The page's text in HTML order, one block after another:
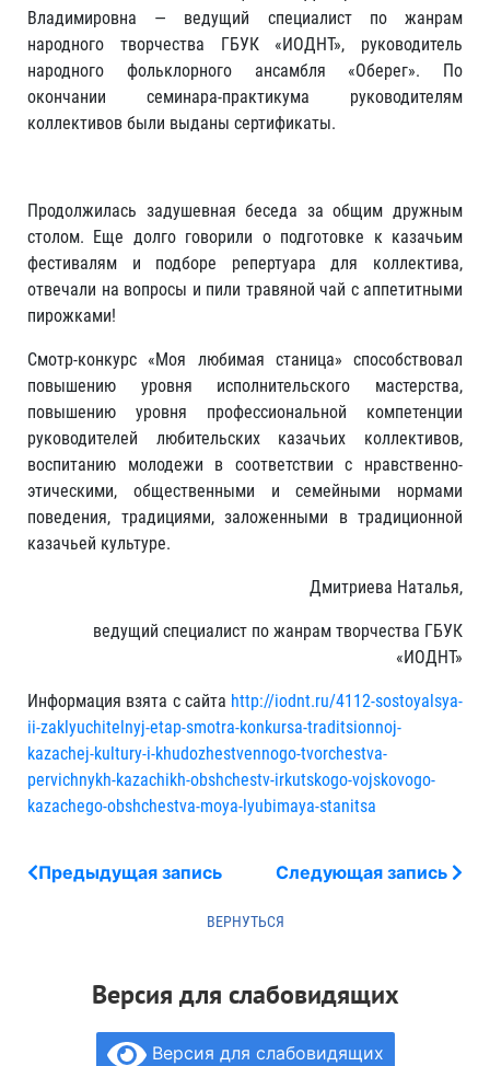
Владимировна — ведущий специалист по жанрам
народного творчества ГБУК «ИОДНТ», руководитель
народного фольклорного ансамбля «Оберег». По
окончании семинара-практикума руководителям
коллективов были выданы сертификаты.
Продолжилась задушевная беседа за общим дружным
столом. Еще долго говорили о подготовке к казачьим
фестивалям и подборе репертуара для коллектива,
отвечали на вопросы и пили травяной чай с аппетитными
пирожками!
Смотр-конкурс «Моя любимая станица» способствовал
повышению уровня исполнительского мастерства,
повышению уровня профессиональной компетенции
руководителей любительских казачьих коллективов,
воспитанию молодежи в соответствии с нравственно-
этическими, общественными и семейными нормами
поведения, традициями, заложенными в традиционной
казачьей культуре.
Дмитриева Наталья,
ведущий специалист по жанрам творчества ГБУК
«ИОДНТ»
Информация взята с сайта http://iodnt.ru/4112-sostoyalsya-
ii-zaklyuchitelnyj-etap-smotra-konkursa-traditsionnoj-
kazachej-kultury-i-khudozhestvennogo-tvorchestva-
pervichnykh-kazachikh-obshchestv-irkutskogo-vojskovogo-
kazachego-obshchestva-moya-lyubimaya-stanitsa
Предыдущая запись Следующая запись
Версия для слабовидящих
Версия для слабовидящих